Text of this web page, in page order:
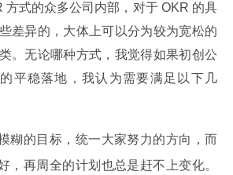
方式的众多公司内部，对于 OKR 的具
差异的，大体上可以分为较为宽松的
。无论哪种方式，我觉得如果初创公
平稳落地，我认为需要满足以下几
糊的目标，统一大家努力的方向，而
，再周全的计划也总是赶不上变化。